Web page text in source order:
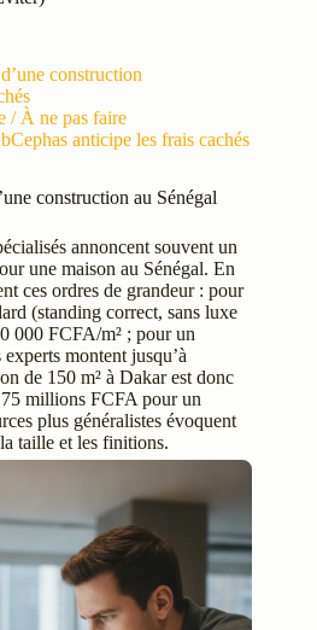
construction
/ À ne pas faire
anticipe les frais cachés
construction au Sénégal
annoncent souvent un
une maison au Sénégal. En
ces ordres de grandeur : pour
(standing correct, sans luxe
000 FCFA/m² ; pour un
montent jusqu’à
de 150 m² à Dakar est donc
75 millions FCFA pour un
plus généralistes évoquent
taille et les finitions.